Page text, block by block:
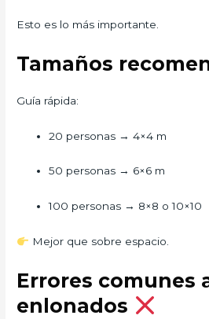
Esto es lo más importante.
Tamaños
Guía rápida:
20 personas → 4×4 m
50 personas → 6×6 m
100 personas → 8×8 o 10×10
Mejor que sobre espacio.
Errores comunes
enlonados